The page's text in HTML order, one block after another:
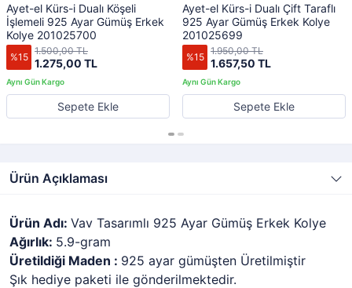
Ayet-el Kürs-i Dualı Köşeli
İşlemeli 925 Ayar Gümüş Erkek
Kolye 201025700
%15 1.275,00 TL
1.500,00 TL
Sepete Ekle
Ayet-el Kürs-i Dualı Çift Taraflı
925 Ayar Gümüş Erkek Kolye
201025699
%15 1.657,50 TL
1.950,00 TL
Sepete Ekle
Ürün Açıklaması
Ürün Adı: Vav Tasarımlı 925 Ayar Gümüş Erkek Kolye
Ağırlık: 5.9-gram
Üretildiği Maden : 925 ayar gümüşten Üretilmiştir
Şık hediye paketi ile gönderilmektedir.